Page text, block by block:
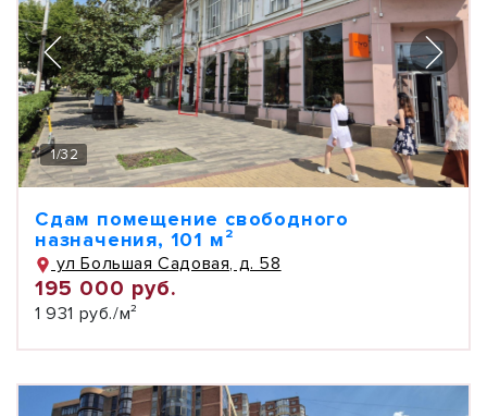
1/32
Сдам помещение свободного
назначения, 101 м²
ул Большая Садовая, д. 58
195 000 руб.
1 931 руб./м²